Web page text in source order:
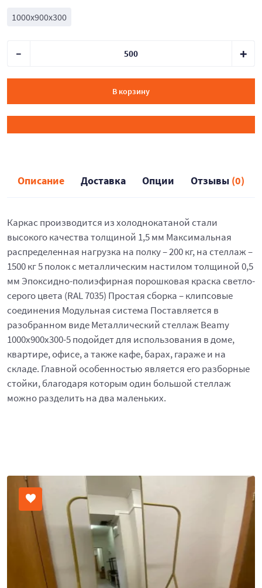
1000x900x300
В корзину
Описание Доставка Опции Отзывы (0)
Каркас производится из холоднокатаной стали
высокого качества толщиной 1,5 мм Максимальная
распределенная нагрузка на полку – 200 кг, на стеллаж –
1500 кг 5 полок с металлическим настилом толщиной 0,5
мм Эпоксидно-полиэфирная порошковая краска светло-
серого цвета (RAL 7035) Простая сборка – клипсовые
соединения Модульная система Поставляется в
разобранном виде Металлический стеллаж Beamy
1000x900x300-5 подойдет для использования в доме,
квартире, офисе, а также кафе, барах, гараже и на
складе. Главной особенностью является его разборные
стойки, благодаря которым один большой стеллаж
можно разделить на два маленьких.